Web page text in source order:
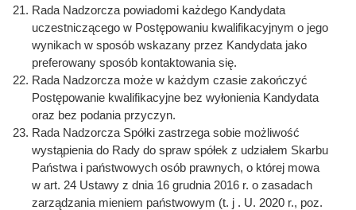
Rada Nadzorcza powiadomi każdego Kandydata
uczestniczącego w Postępowaniu kwalifikacyjnym o jego
wynikach w sposób wskazany przez Kandydata jako
preferowany sposób kontaktowania się.
Rada Nadzorcza może w każdym czasie zakończyć
Postępowanie kwalifikacyjne bez wyłonienia Kandydata
oraz bez podania przyczyn.
Rada Nadzorcza Spółki zastrzega sobie możliwość
wystąpienia do Rady do spraw spółek z udziałem Skarbu
Państwa i państwowych osób prawnych, o której mowa
w art. 24 Ustawy z dnia 16 grudnia 2016 r. o zasadach
zarządzania mieniem państwowym (t. j . U. 2020 r., poz.